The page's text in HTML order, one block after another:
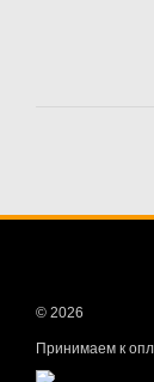
© 2026
Принимаем к